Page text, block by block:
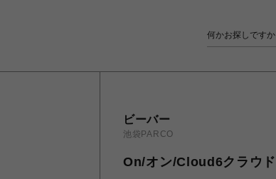
ビーバー
池袋PARCO
On/オン/Cloud6クラウ